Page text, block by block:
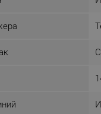
не може да се използва
7699